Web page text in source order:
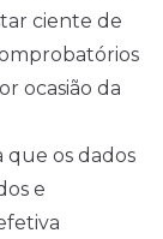
ciente de
ocasião da
que os dados
e